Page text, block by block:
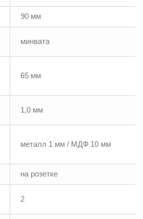
90 мм
минвата
65 мм
1,0 мм
металл 1 мм / МДФ 10 мм
на розетке
2